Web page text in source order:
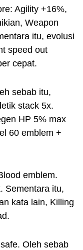
Agility +16%,
Weapon
itu, evolusi
speed out
cepat.
sebab itu,
stack 5x.
HP 5% max
60 emblem +
emblem.
Sementara itu,
kata lain, Killing
Oleh sebab